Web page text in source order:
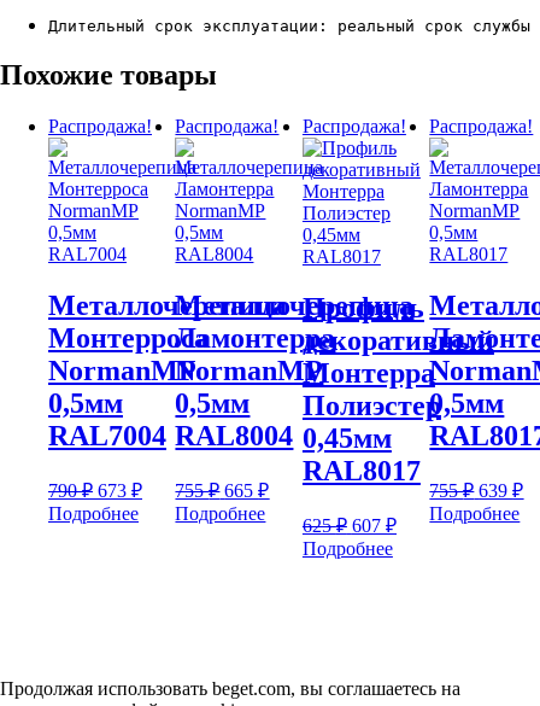
Длительный срок эксплуатации: реальный срок
Похожие товары
Распродажа!
Металлочерепица
Монтерроса
NormanMP
0,5мм
RAL7004
790₽ Первоначальная
цена
составляла
673 ₽Текущая
цена:
Подробнее
Распродажа!
Металлочерепица
Ламонтерра
NormanMP
0,5мм
RAL8004
755₽ Первоначальная
цена
составляла
665₽Текущая
665 ₽.
Подробнее
Распродажа!
Профиль
декоративный
Монтерра
Полиэстер
0,45мм
RAL8017
625₽ Первоначальная
цена
составляла
607 ₽Текущая
Подробнее
Распродажа!
0,5мм
755₽
цена
639₽
Подробнее
Продолжая использовать beget.com, вы соглашаетесь на